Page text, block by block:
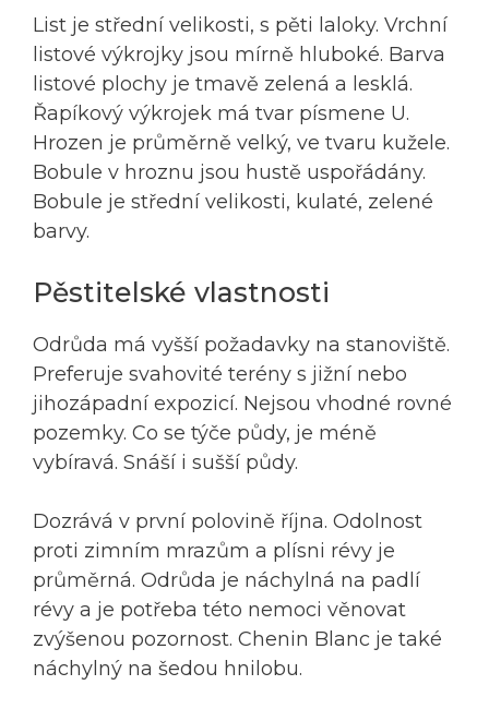
List je střední velikosti, s pěti laloky. Vrchní
listové výkrojky jsou mírně hluboké. Barva
listové plochy je tmavě zelená a lesklá.
Řapíkový výkrojek má tvar písmene U.
Hrozen je průměrně velký, ve tvaru kužele.
Bobule v hroznu jsou hustě uspořádány.
Bobule je střední velikosti, kulaté, zelené
barvy.
Pěstitelské vlastnosti
Odrůda má vyšší požadavky na stanoviště.
Preferuje svahovité terény s jižní nebo
jihozápadní expozicí. Nejsou vhodné rovné
pozemky. Co se týče půdy, je méně
vybíravá. Snáší i sušší půdy.
Dozrává v první polovině října. Odolnost
proti zimním mrazům a plísni révy je
průměrná. Odrůda je náchylná na padlí
révy a je potřeba této nemoci věnovat
zvýšenou pozornost. Chenin Blanc je také
náchylný na šedou hnilobu.